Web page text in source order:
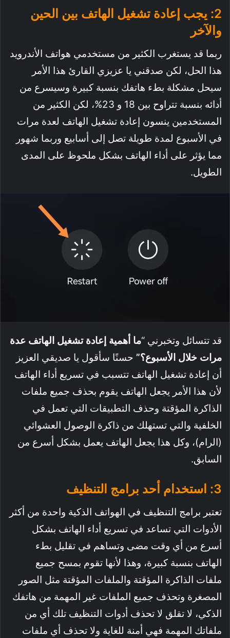
2: يجب إعادة تشغيل الهاتف بين الحين
والآخر
ربما قد يستغرب الكثير من مستخدمي هواتف الأندرويد
هذا الحل، لكن صدقني يا عزيزي القارئ هذا الأمر
سيحل مشكلة بطء هاتفك بنسبة كبيرة وسيسرع من
أدائه بنسبة تتراوح بين 18 و 23%، لكن الكثير من
المستخدمين ينسون إعادة تشغيل الهاتف لعدة مرات
في الأسبوع لمدة طويلة تصل إلى أسابيع وربما شهور
مما يؤثر على أداء الهاتف بشكل ملحوظ على المدى
الطويل.
قد تتسائل وتخبرني “ما أهمية إعادة تشغيل الهاتف عدة
مرات خلال الأسبوع؟” حسنًا سأقول يا صديقي العزيز
أن إعادة تشغيل الهاتف تتسبب في تسريع أداء الهاتف
لأن هذا الأمر يجعل الهاتف يقوم بحذف جميع ملفات
الذاكرة المؤقتة وحذف التطبيقات التي تعمل في
الخلفية والتي تستهلك من ذاكرة الوصول العشوائي
(الرام)، وكل هذا يجعل الهاتف يعمل بشكل أسرع من
السابق.
3: استخدام أحد برامج التنظيف
تعتبر برامج التنظيف في الهواتف الذكية واحدة من أكثر
الأدوات التي تساعد في تسريع أداء الهاتف بشكل
أسرع من أي وقت مضى وتساهم في تقليل بطء
الهاتف بنسبة كبيرة، وهذا لأنها تقوم بمسح جميع
ملفات الذاكرة المؤقتة والملفات المؤقتة مثل الصور
المصغرة وتحذف جميع الملفات غير المهمة من هاتفك
الذكي، لا تقلق لا تحذف أدوات التنظيف تلك أي من
ملفاتك المهمة فهي أمنة للغاية ولا تحذف أي ملفات